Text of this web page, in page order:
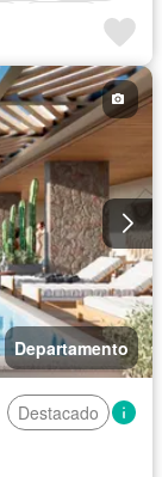
Agua
Sin amueblar
Departamento
Destacado